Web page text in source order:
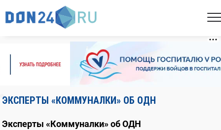
ЭКСПЕРТЫ «КОММУНАЛКИ» ОБ ОДН
Эксперты «Коммуналки» об ОДН